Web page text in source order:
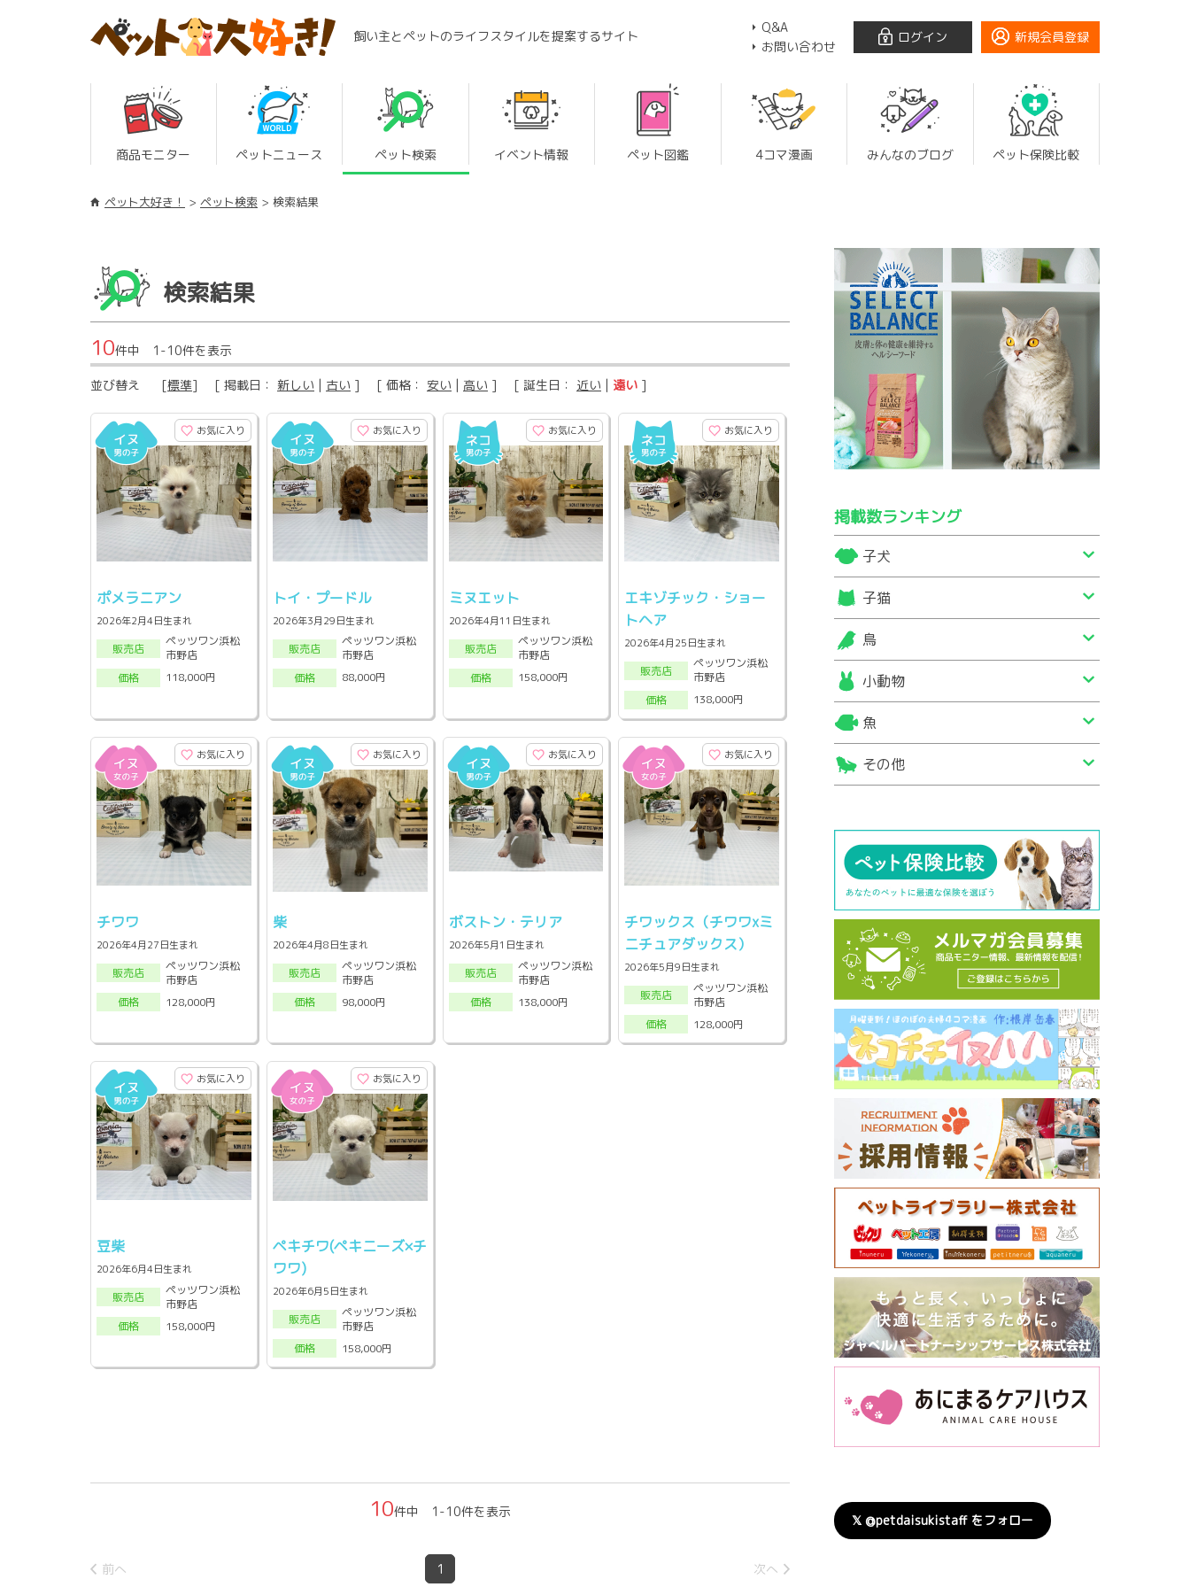
飼い主とペットのライフスタイルを提案するサイト
Q&A
お問い合わせ
ログイン 新規会員登録
商品モニター ペットニュース ペット検索 イベント情報 ペット図鑑 4コマ漫画 みんなのブログ ペット保険比較
ペット大好き！ ペット検索 検索結果
検索結果
10件中 1-10件を表示
並び替え [標準] [ 掲載日： 新しい | 古い ] [ 価格： 安い | 高い ] [ 誕生日： 近い | 遠い ]
お気に入り
ポメラニアン
2026年2月4日生まれ
販売店
ペッツワン浜松
市野店
価格
118,000円
お気に入り
トイ・プードル
2026年3月29日生まれ
販売店
ペッツワン浜松
市野店
価格
88,000円
お気に入り
ミヌエット
2026年4月11日生まれ
販売店
ペッツワン浜松
市野店
価格
158,000円
お気に入り
エキゾチック・ショー
トヘア
2026年4月25日生まれ
販売店
ペッツワン浜松
市野店
価格
138,000円
お気に入り
チワワ
2026年4月27日生まれ
販売店
ペッツワン浜松
市野店
価格
128,000円
お気に入り
柴
2026年4月8日生まれ
販売店
ペッツワン浜松
市野店
価格
98,000円
お気に入り
ボストン・テリア
2026年5月1日生まれ
販売店
ペッツワン浜松
市野店
価格
138,000円
お気に入り
チワックス（チワワxミ
ニチュアダックス）
2026年5月9日生まれ
販売店
ペッツワン浜松
市野店
価格
128,000円
お気に入り
豆柴
2026年6月4日生まれ
販売店
ペッツワン浜松
市野店
価格
158,000円
お気に入り
ペキチワ(ペキニーズ×チ
ワワ)
2026年6月5日生まれ
販売店
ペッツワン浜松
市野店
価格
158,000円
10件中 1-10件を表示
前へ 1 次へ
掲載数ランキング
子犬
子猫
鳥
小動物
魚
その他
𝕏 @petdaisukistaff をフォロー